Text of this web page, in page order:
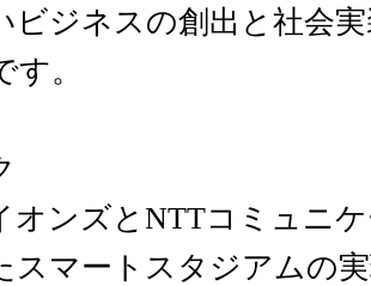
ビジネスの創出と社会
す。
オンズとNTTコミュニ
スマートスタジアムの